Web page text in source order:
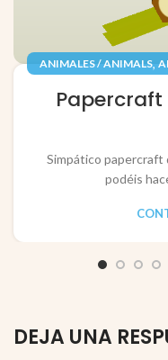
ANIMALES / ANIMALS,
Simpático papercraft
podéis
DEJA UNA